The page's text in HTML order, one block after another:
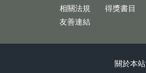
相關法規
友善連結
得獎書目
關於本站